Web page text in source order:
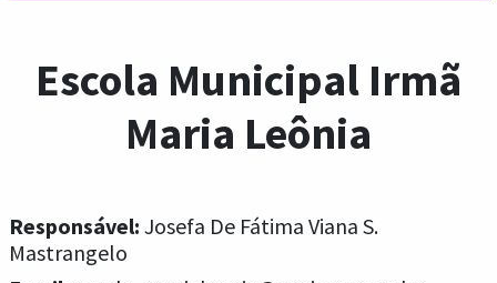
Escola Municipal Irmã
Maria Leônia
Responsável: Josefa De Fátima Viana S.
Mastrangelo